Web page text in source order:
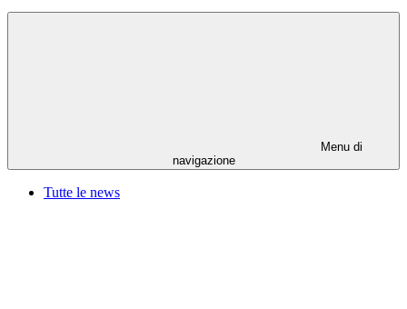
Menu di
navigazione
Tutte le news